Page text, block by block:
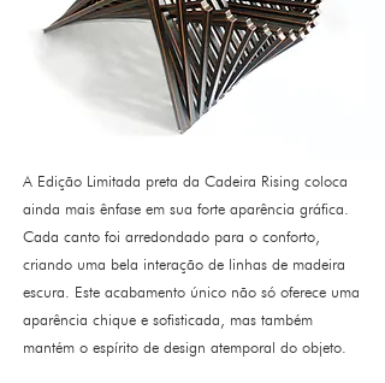
A Edição Limitada preta da Cadeira Rising coloca
ainda mais ênfase em sua forte aparência gráfica.
Cada canto foi arredondado para o conforto,
criando uma bela interação de linhas de madeira
escura. Este acabamento único não só oferece uma
aparência chique e sofisticada, mas também
mantém o espírito de design atemporal do objeto.